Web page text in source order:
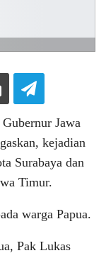
Gubernur Jawa
kejadian
Surabaya dan
Timur.
warga Papua.
Pak Lukas